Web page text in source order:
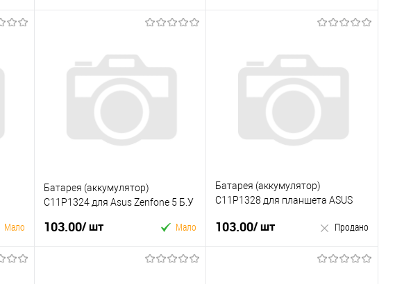
Купити в 1 клік
У вибране
До
Купити в 1 клік
У вибране
До
порівняння
Мало
Батарея (аккумулятор)
C11P1324 для Asus Zenfone 5 Б.У
103.00/ шт Мало
Батарея (аккумулятор)
C11P1328 для планшета ASUS
103.00/ шт Продано